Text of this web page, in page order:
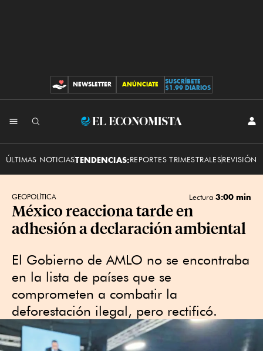
CONTRIBUCIONES
NEWSLETTER ANÚNCIATE
SUSCRÍBETE
$1.99 DIARIOS
El
ÚLTIMAS NOTICIASTENDENCIAS:REPORTES TRIMESTRALESREVISIÓN
GEOPOLÍTICA Lectura 3:00 min
México reacciona tarde en
adhesión a declaración ambiental
El Gobierno de AMLO no se encontraba
en la lista de países que se
comprometen a combatir la
deforestación ilegal, pero rectificó.